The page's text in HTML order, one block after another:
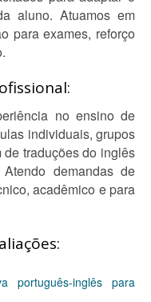
aluno. Atuamos em
para exames, reforço
no ensino de
individuais, grupos
traduções do inglês
demandas de
acadêmico e para
português-inglês para